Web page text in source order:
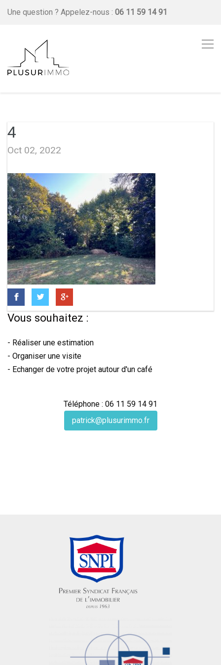
Une question ? Appelez-nous : 06 11 59 14 91
4
Oct 02, 2022
Vous souhaitez :
- Réaliser une estimation
- Organiser une visite
- Echanger de votre projet autour d'un café
Téléphone : 06 11 59 14 91
patrick@plusurimmo.fr